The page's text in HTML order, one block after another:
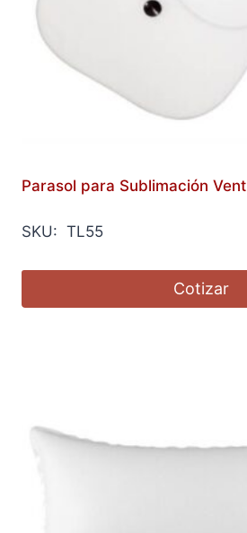
Parasol para Sublimación Vent
SKU: TL55
Cotizar